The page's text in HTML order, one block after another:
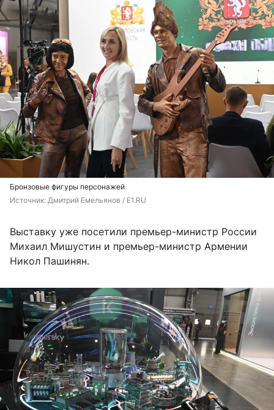
Бронзовые фигуры персонажей
Источник: Дмитрий Емельянов / E1.RU
Выставку уже посетили премьер-министр России
Михаил Мишустин и премьер-министр Армении
Никол Пашинян.